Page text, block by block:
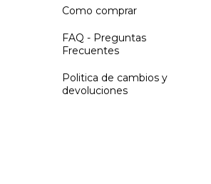
Como comprar
FAQ - Preguntas
Frecuentes
Politica de cambios y
devoluciones